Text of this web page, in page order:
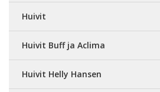
Huivit
Huivit Buff ja Aclima
Huivit Helly Hansen